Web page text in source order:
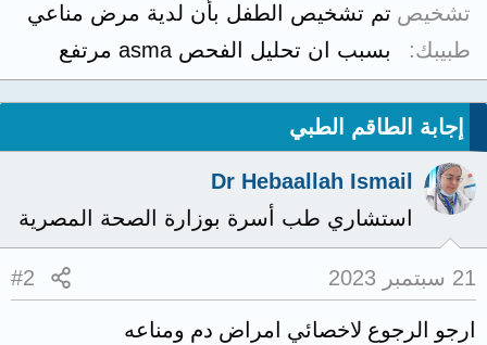
تشخيص
طبيبك
تم تشخيص الطفل بأن لدية مرض مناعي
بسبب ان تحليل الفحص asma مرتفع
إجابة الطاقم الطبي
Dr Hebaallah Ismail
استشاري طب أسرة بوزارة الصحة المصرية
21 سبتمبر 2023 #2
ارجو الرجوع لاخصائي امراض دم ومناعه